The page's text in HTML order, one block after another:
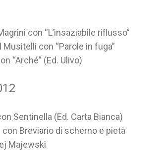
con “L’insaziabile riflusso”
con “Parole in fuga”
“Arché” (Ed. Ulivo)
Sentinella (Ed. Carta Bianca)
Breviario di scherno e pietà
Majewski